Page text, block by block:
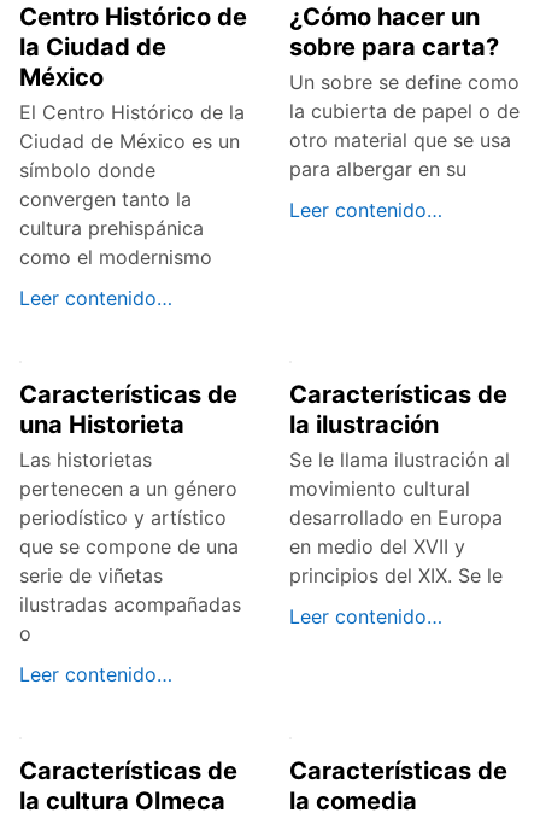
Centro Histórico de
la Ciudad de
México
El Centro Histórico de la
Ciudad de México es un
símbolo donde
convergen tanto la
cultura prehispánica
como el modernismo
Leer contenido…
¿Cómo hacer un
sobre para carta?
Un sobre se define como
la cubierta de papel o de
otro material que se usa
para albergar en su
Leer contenido…
Características de
una Historieta
Las historietas
pertenecen a un género
periodístico y artístico
que se compone de una
serie de viñetas
ilustradas acompañadas
o
Leer contenido…
Características de
la ilustración
Se le llama ilustración al
movimiento cultural
desarrollado en Europa
en medio del XVII y
principios del XIX. Se le
Leer contenido…
Características de
la cultura Olmeca
Características de
la comedia